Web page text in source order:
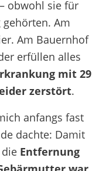
– obwohl sie für
Am
Am Bauernhof
erfüllen alles
mit 29
zerstört.
anfangs fast
dachte: Damit
Entfernung
war